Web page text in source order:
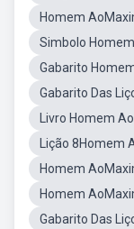
Homem
Simbolo
Gabarito
Gabarito Das
Livro Homem
Lição 8Homem
Homem
Homem
Gabarito Das